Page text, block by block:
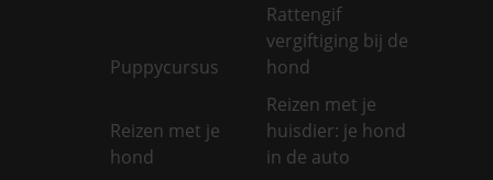
Puppycursus
Rattengif
vergiftiging bij de
hond
Reizen met je
hond
Reizen met je
huisdier: je hond
in de auto